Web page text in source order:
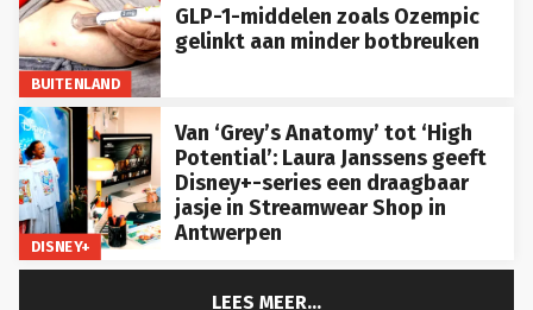
BUITENLAND
GLP-1-middelen zoals Ozempic
gelinkt aan minder botbreuken
DISNEY+
Van ‘Grey’s Anatomy’ tot ‘High
Potential’: Laura Janssens geeft
Disney+-series een draagbaar
jasje in Streamwear Shop in
Antwerpen
LEES MEER...